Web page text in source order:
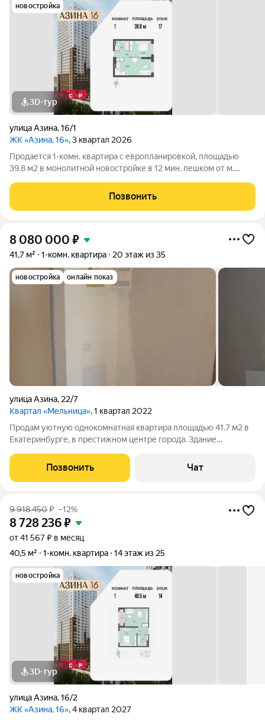
новостройка
3D-тур
улица Азина,16/1
ЖК «Азина, 16», 3 квартал 2026
Продается 1-комн. квартира с европланировкой, площадью
39.8 м2 в монолитной новостройке в 12 мин. пешком от м.
ипотечных средств, есть военная ипотека. Жилая площадь 11.9
м2, кухня 19.5 м2, отделка
Позвонить
8 080 000 ₽
41,7 м² 1-комн. квартира 20 этаж из 35
новостройка онлайн показ
улица Азина, 22/7
Квартал «Мельница», 1 квартал 2022
Продам уютную однокомнатная квартира площадью 41.7 м2 в
Екатеринбурге, в престижном центре города. Здание
абсолютно все находится в шаговой доступности, что
обеспечивает комфортное проживание и
Позвонить Чат
9 918 450₽ –12%
8 728 236₽
от 41 567 ₽ в месяц
40,5 м²
1-комн. квартира 14 этаж из 25
новостройка
3D-тур
улица Азина,16/2
ЖК «Азина, 16», 4 квартал 2027